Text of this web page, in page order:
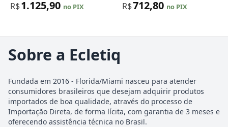
R$1.125,90 no PIX
R$712,80 no PIX
Sobre a Ecletiq
Fundada em 2016 - Florida/Miami nasceu para atender
consumidores brasileiros que desejam adquirir produtos
importados de boa qualidade, através do processo de
Importação Direta, de forma lícita, com garantia de 3 meses e
oferecendo assistência técnica no Brasil.